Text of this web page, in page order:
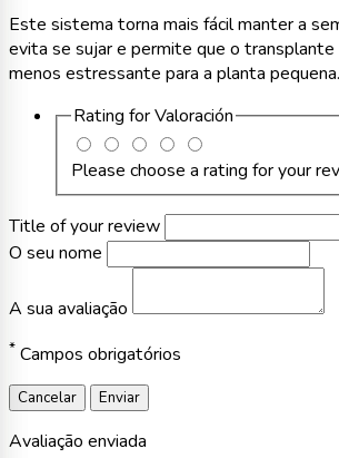
Este sistema torna mais fácil manter a
evita se sujar e permite que o
menos estressante para a planta pequena.
Rating forValoración
Please choose a rating for your
Title of your review
O seu nome
A sua avaliação
* Campos obrigatórios
Cancelar Enviar
Avaliação enviada